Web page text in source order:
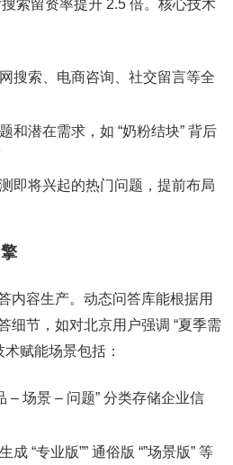
索留资率提升 2.5 倍。核心技术
网搜索、电商咨询、社交留言等全
和潜在需求，如 “奶粉结块” 背后
即将兴起的热门问题，提前布局
内容生产。动态问答库能根据用
细节，如对北京用户强调 “夏季需
赋能场景包括：
– 场景 – 问题” 分类存储企业信
成 “专业版”” 通俗版 “”场景版” 等